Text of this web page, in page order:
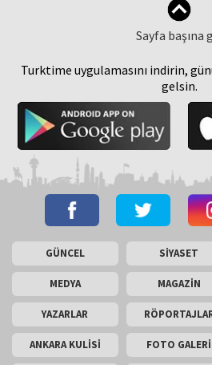
Sayfa başına
Turktime uygulamasını indirin,
gelsin.
GÜNCEL SİYASET
MEDYA MAGAZİN
YAZARLAR
ANKARA KULİSİ FOTO GALERİ